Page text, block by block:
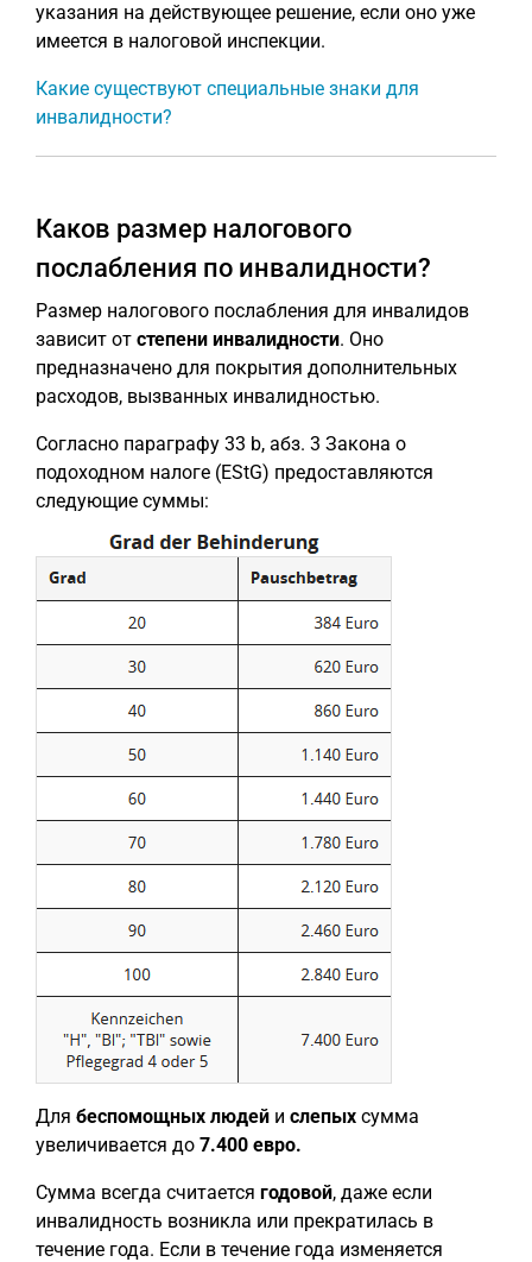
указания на действующее решение, если оно уже
имеется в налоговой инспекции.
Какие существуют специальные знаки для
инвалидности?
Каков размер налогового
послабления по инвалидности?
Размер налогового послабления для инвалидов
зависит от степени инвалидности. Оно
предназначено для покрытия дополнительных
расходов, вызванных инвалидностью.
Согласно параграфу 33 b, абз. 3 Закона о
подоходном налоге (EStG) предоставляются
следующие суммы:
Для беспомощных людей и слепых сумма
увеличивается до 7.400 евро.
Сумма всегда считается годовой, даже если
инвалидность возникла или прекратилась в
течение года. Если в течение года изменяется